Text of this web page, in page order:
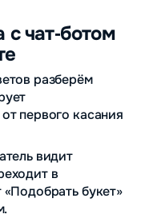
чат‑ботом
разберём
первого касания
видит
в
букет»